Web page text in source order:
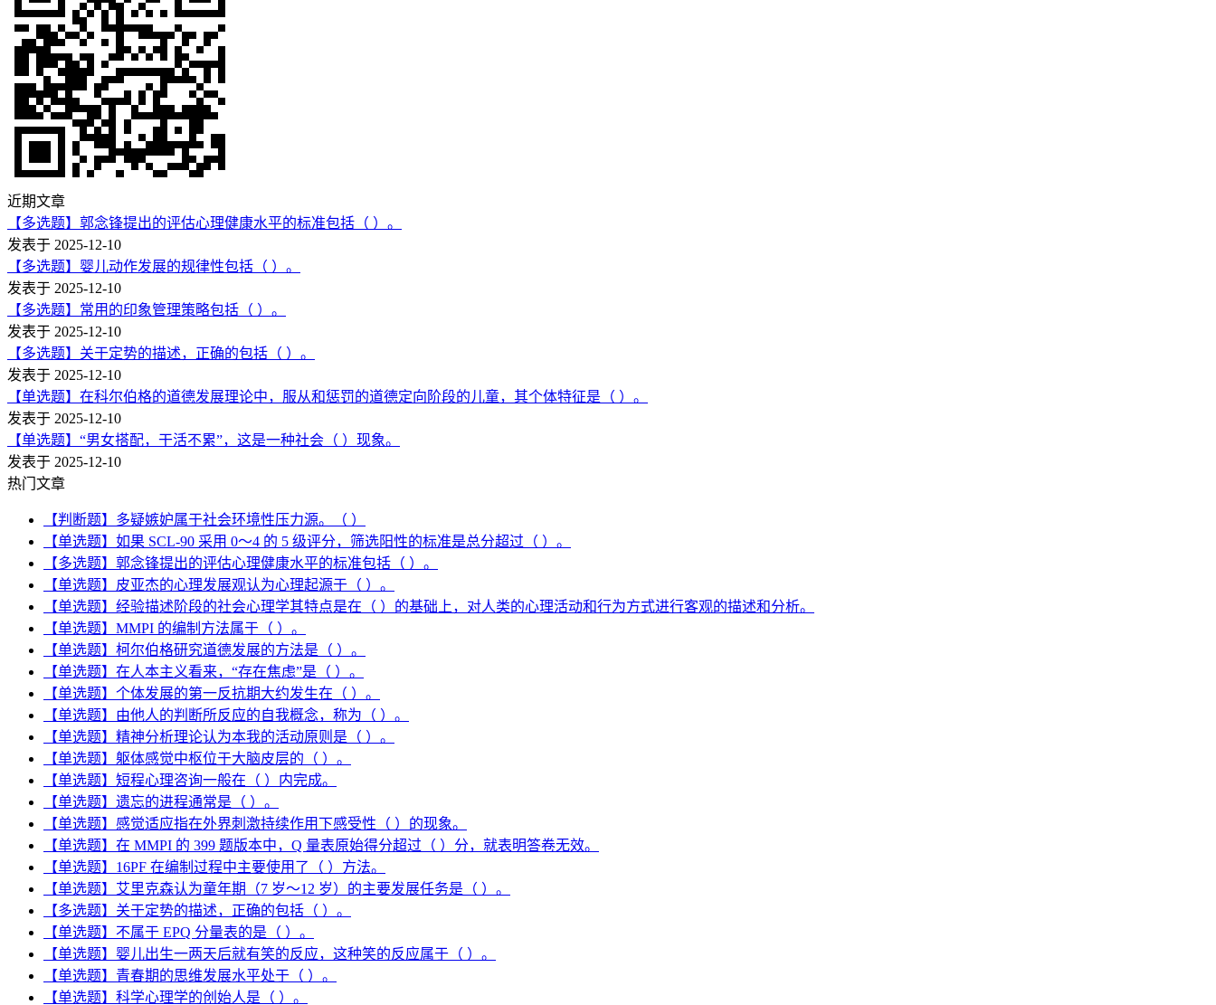
近期文章
【多选题】郭念锋提出的评估心理健康水平的标准包括（ ）。
发表于 2025-12-10
【多选题】婴儿动作发展的规律性包括（ ）。
发表于 2025-12-10
【多选题】常用的印象管理策略包括（ ）。
发表于 2025-12-10
【多选题】关于定势的描述，正确的包括（ ）。
发表于 2025-12-10
【单选题】在科尔伯格的道德发展理论中，服从和惩罚的道德定向阶段的儿童，其个体特征是（ ）。
发表于 2025-12-10
【单选题】“男女搭配，干活不累”，这是一种社会（ ）现象。
发表于 2025-12-10
热门文章
【判断题】多疑嫉妒属于社会环境性压力源。（ ）
【单选题】如果 SCL-90 采用 0～4 的 5 级评分，筛选阳性的标准是总分超过（ ）。
【多选题】郭念锋提出的评估心理健康水平的标准包括（ ）。
【单选题】皮亚杰的心理发展观认为心理起源于（ ）。
【单选题】经验描述阶段的社会心理学其特点是在（ ）的基础上，对人类的心理活动和行为方式进行客观的描述和分析。
【单选题】MMPI 的编制方法属于（ ）。
【单选题】柯尔伯格研究道德发展的方法是（ ）。
【单选题】在人本主义看来，“存在焦虑”是（ ）。
【单选题】个体发展的第一反抗期大约发生在（ ）。
【单选题】由他人的判断所反应的自我概念，称为（ ）。
【单选题】精神分析理论认为本我的活动原则是（ ）。
【单选题】躯体感觉中枢位于大脑皮层的（ ）。
【单选题】短程心理咨询一般在（ ）内完成。
【单选题】遗忘的进程通常是（ ）。
【单选题】感觉适应指在外界刺激持续作用下感受性（ ）的现象。
【单选题】在 MMPI 的 399 题版本中，Q 量表原始得分超过（ ）分，就表明答卷无效。
【单选题】16PF 在编制过程中主要使用了（ ）方法。
【单选题】艾里克森认为童年期（7 岁～12 岁）的主要发展任务是（ ）。
【多选题】关于定势的描述，正确的包括（ ）。
【单选题】不属于 EPQ 分量表的是（ ）。
【单选题】婴儿出生一两天后就有笑的反应，这种笑的反应属于（ ）。
【单选题】青春期的思维发展水平处于（ ）。
【单选题】科学心理学的创始人是（ ）。